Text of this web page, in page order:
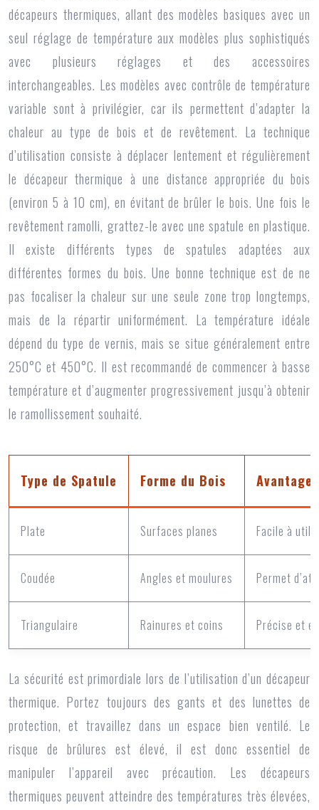
décapeurs thermiques, allant des modèles basiques avec un
seul réglage de température aux modèles plus sophistiqués
avec plusieurs réglages et des accessoires
interchangeables. Les modèles avec contrôle de température
variable sont à privilégier, car ils permettent d’adapter la
chaleur au type de bois et de revêtement. La technique
d’utilisation consiste à déplacer lentement et régulièrement
le décapeur thermique à une distance appropriée du bois
(environ 5 à 10 cm), en évitant de brûler le bois. Une fois le
revêtement ramolli, grattez-le avec une spatule en plastique.
Il existe différents types de spatules adaptées aux
différentes formes du bois. Une bonne technique est de ne
pas focaliser la chaleur sur une seule zone trop longtemps,
mais de la répartir uniformément. La température idéale
dépend du type de vernis, mais se situe généralement entre
250°C et 450°C. Il est recommandé de commencer à basse
température et d’augmenter progressivement jusqu’à obtenir
le ramollissement souhaité.
Type de Spatule Forme du Bois Avantages
Plate Surfaces planes Facile à
Coudée Angles et moulures Permet
Triangulaire Rainures et coins Précise et
La sécurité est primordiale lors de l’utilisation d’un décapeur
thermique. Portez toujours des gants et des lunettes de
protection, et travaillez dans un espace bien ventilé. Le
risque de brûlures est élevé, il est donc essentiel de
manipuler l’appareil avec précaution. Les décapeurs
thermiques peuvent atteindre des températures très élevées,